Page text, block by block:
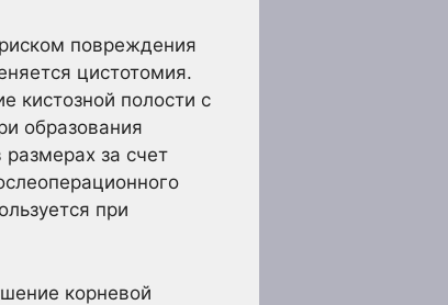
повреждения
цистотомия.
кистозной полости с
образования
за счет
при
корневой